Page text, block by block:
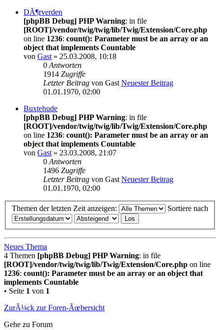
DÃ¶rverden
[phpBB Debug] PHP Warning: in file
[ROOT]/vendor/twig/twig/lib/Twig/Extension/Core.php
on line 1236: count(): Parameter must be an array or an
object that implements Countable
von Gast » 25.03.2008, 10:18
0 Antworten
1914 Zugriffe
Letzter Beitrag von Gast Neuester Beitrag
01.01.1970, 02:00
Buxtehude
[phpBB Debug] PHP Warning: in file
[ROOT]/vendor/twig/twig/lib/Twig/Extension/Core.php
on line 1236: count(): Parameter must be an array or an
object that implements Countable
von Gast » 23.03.2008, 21:07
0 Antworten
1496 Zugriffe
Letzter Beitrag von Gast Neuester Beitrag
01.01.1970, 02:00
Themen der letzten Zeit anzeigen: Sortiere nach
Neues Thema
4 Themen [phpBB Debug] PHP Warning: in file
[ROOT]/vendor/twig/twig/lib/Twig/Extension/Core.php on line
1236: count(): Parameter must be an array or an object that
implements Countable
• Seite 1 von 1
ZurÃ¼ck zur Foren-Ãœbersicht
Gehe zu Forum